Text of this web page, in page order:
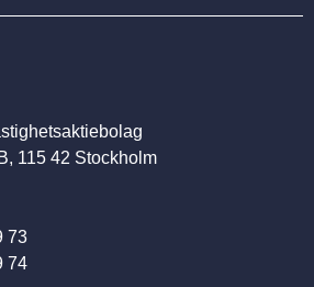
115 42 Stockholm
73
74